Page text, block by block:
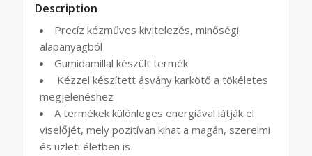
Description
Precíz kézműves kivitelezés, minőségi
alapanyagból
Gumidamillal készült termék
Kézzel készített ásvány karkötő a tökéletes
megjelenéshez
A termékek különleges energiával látják el
viselőjét, mely pozitívan kihat a magán, szerelmi
és üzleti életben is